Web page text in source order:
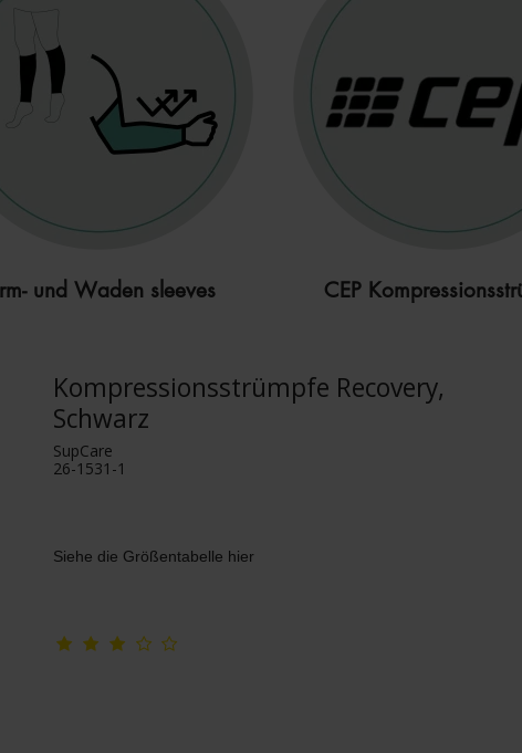
und Waden sleeves CEP
Kompressionsstrümpfe Recovery,
Schwarz
SupCare
26-1531-1
Siehe die Größentabelle hier